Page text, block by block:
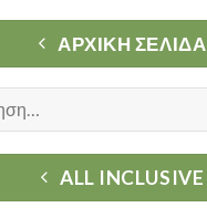
ΑΡΧΙΚΉ ΣΕΛΊΔΑ
ALL INCLUSIVE